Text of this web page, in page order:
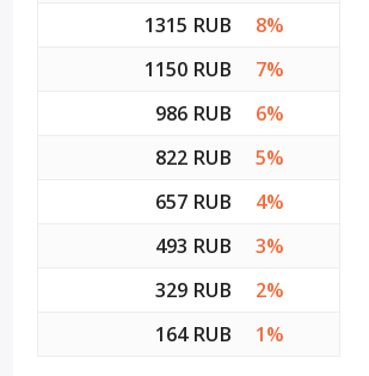
1315 RUB
8%
1150 RUB
7%
986 RUB
6%
822 RUB
5%
657 RUB
4%
493 RUB
3%
329 RUB
2%
164 RUB
1%